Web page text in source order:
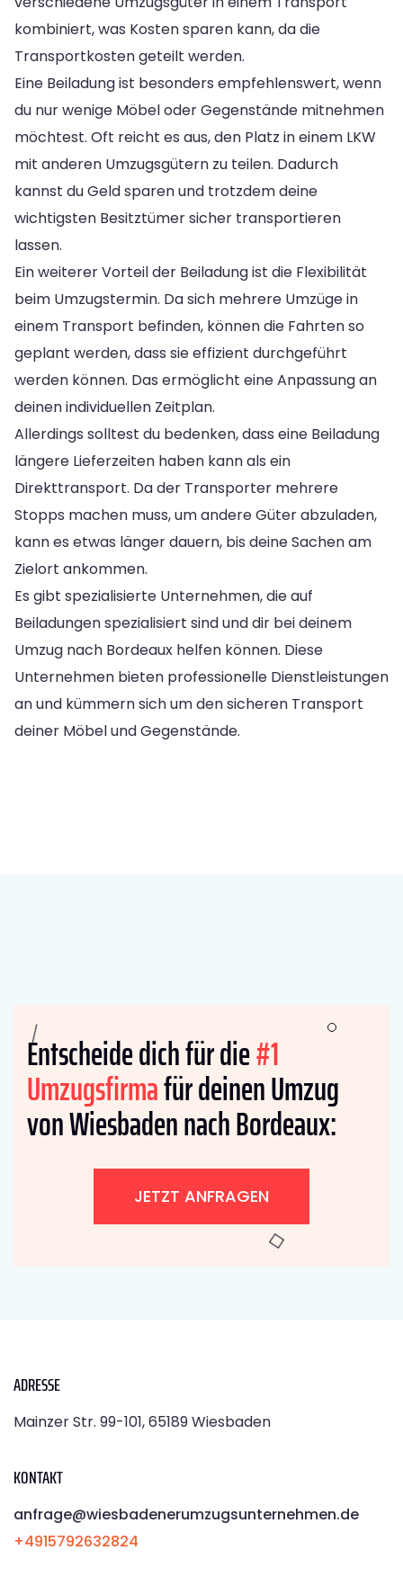
kombiniert, was Kosten sparen kann, da die
Transportkosten geteilt werden.
Eine Beiladung ist besonders empfehlenswert, wenn
du nur wenige Möbel oder Gegenstände mitnehmen
möchtest. Oft reicht es aus, den Platz in einem LKW
mit anderen Umzugsgütern zu teilen. Dadurch
kannst du Geld sparen und trotzdem deine
wichtigsten Besitztümer sicher transportieren
lassen.
Ein weiterer Vorteil der Beiladung ist die Flexibilität
beim Umzugstermin. Da sich mehrere Umzüge in
einem Transport befinden, können die Fahrten so
geplant werden, dass sie effizient durchgeführt
werden können. Das ermöglicht eine Anpassung an
deinen individuellen Zeitplan.
Allerdings solltest du bedenken, dass eine Beiladung
längere Lieferzeiten haben kann als ein
Direkttransport. Da der Transporter mehrere
Stopps machen muss, um andere Güter abzuladen,
kann es etwas länger dauern, bis deine Sachen am
Zielort ankommen.
Es gibt spezialisierte Unternehmen, die auf
Beiladungen spezialisiert sind und dir bei deinem
Umzug nach Bordeaux helfen können. Diese
Unternehmen bieten professionelle Dienstleistungen
an und kümmern sich um den sicheren Transport
deiner Möbel und Gegenstände.
Entscheide dich für die#1
Umzugsfirmafür deinen Umzug
von Wiesbaden nach Bordeaux:
JETZT ANFRAGEN
ADRESSE
Mainzer Str. 99-101, 65189 Wiesbaden
KONTAKT
anfrage@wiesbadenerumzugsunternehmen.de
+4915792632824